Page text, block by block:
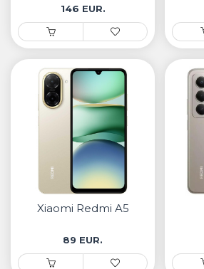
146 EUR.
Xiaomi Redmi A5
89 EUR.